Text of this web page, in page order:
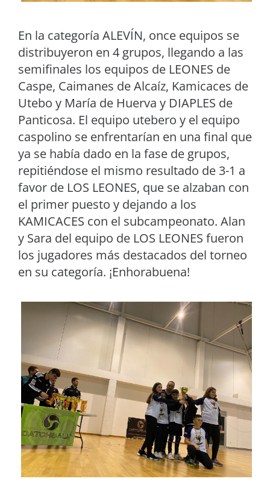
En la categoría ALEVÍN, once equipos se
distribuyeron en 4 grupos, llegando a las
semifinales los equipos de LEONES de
Caspe, Caimanes de Alcaíz, Kamicaces de
Utebo y María de Huerva y DIAPLES de
Panticosa. El equipo utebero y el equipo
caspolino se enfrentarían en una final que
ya se había dado en la fase de grupos,
repitiéndose el mismo resultado de 3-1 a
favor de LOS LEONES, que se alzaban con
el primer puesto y dejando a los
KAMICACES con el subcampeonato. Alan
y Sara del equipo de LOS LEONES fueron
los jugadores más destacados del torneo
en su categoría. ¡Enhorabuena!